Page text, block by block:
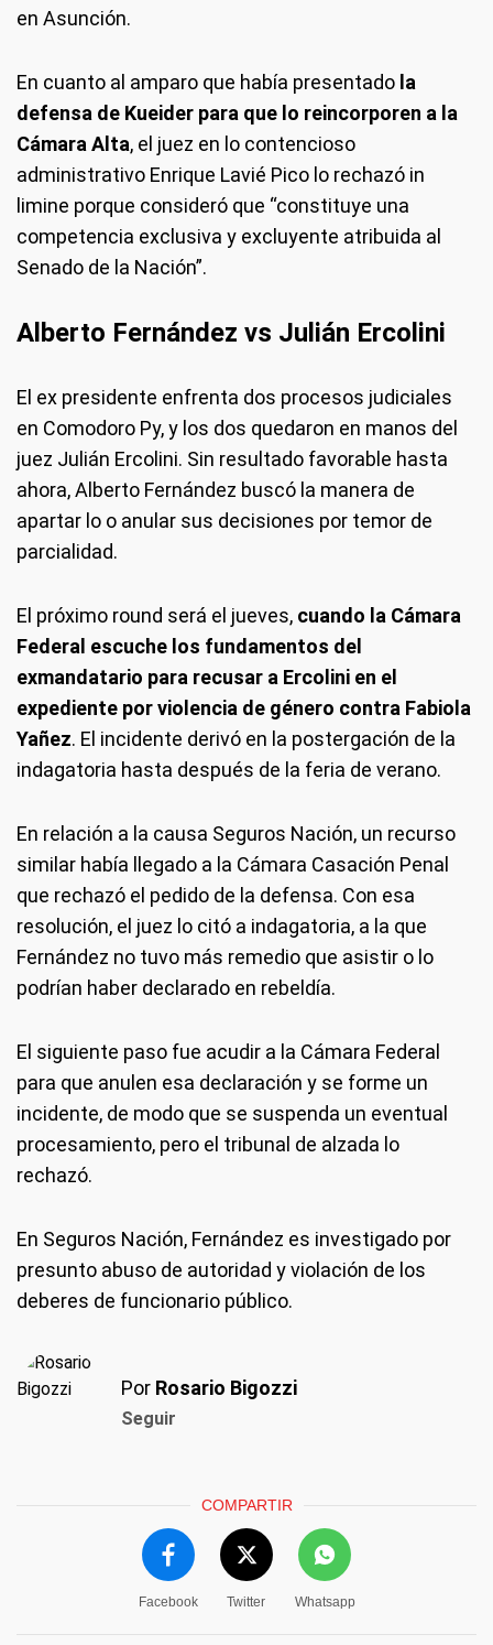
en Asunción.
En cuanto al amparo que había presentado la
defensa de Kueider para que lo reincorporen a la
Cámara Alta, el juez en lo contencioso
administrativo Enrique Lavié Pico lo rechazó in
limine porque consideró que “constituye una
competencia exclusiva y excluyente atribuida al
Senado de la Nación”.
Alberto Fernández vs Julián Ercolini
El ex presidente enfrenta dos procesos judiciales
en Comodoro Py, y los dos quedaron en manos del
juez Julián Ercolini. Sin resultado favorable hasta
ahora, Alberto Fernández buscó la manera de
apartar lo o anular sus decisiones por temor de
parcialidad.
El próximo round será el jueves, cuando la Cámara
Federal escuche los fundamentos del
exmandatario para recusar a Ercolini en el
expediente por violencia de género contra Fabiola
Yañez. El incidente derivó en la postergación de la
indagatoria hasta después de la feria de verano.
En relación a la causa Seguros Nación, un recurso
similar había llegado a la Cámara Casación Penal
que rechazó el pedido de la defensa. Con esa
resolución, el juez lo citó a indagatoria, a la que
Fernández no tuvo más remedio que asistir o lo
podrían haber declarado en rebeldía.
El siguiente paso fue acudir a la Cámara Federal
para que anulen esa declaración y se forme un
incidente, de modo que se suspenda un eventual
procesamiento, pero el tribunal de alzada lo
rechazó.
En Seguros Nación, Fernández es investigado por
presunto abuso de autoridad y violación de los
deberes de funcionario público.
Por Rosario Bigozzi
Seguir
COMPARTIR
Facebook Twitter Whatsapp